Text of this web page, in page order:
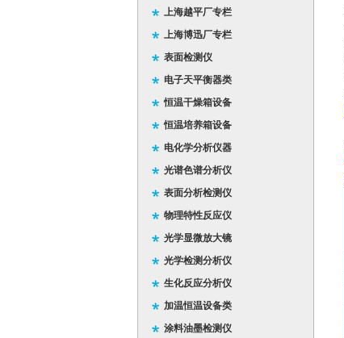
上海越平厂专栏
上海博迅厂专栏
表面检测仪
电子天平衡器类
恒温干燥箱设备
恒温培养箱设备
电化学分析仪器
光谱色谱分析仪
表面分析检测仪
物理特性反应仪
光学显微放大镜
光学检测分析仪
生化反应分析仪
加温恒温设备类
涂料油墨检测仪